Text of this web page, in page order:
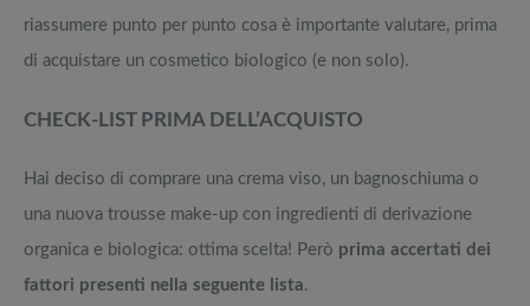
riassumere punto per punto cosa è importante valutare, prima
di acquistare un cosmetico biologico (e non solo).
CHECK-LIST PRIMA DELL’ACQUISTO
Hai deciso di comprare una crema viso, un bagnoschiuma o
una nuova trousse make-up con ingredienti di derivazione
organica e biologica: ottima scelta! Però prima accertati dei
fattori presenti nella seguente lista.